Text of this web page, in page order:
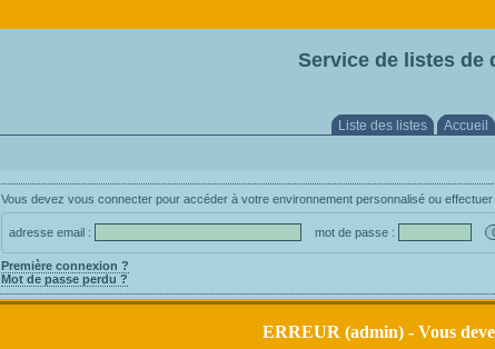
ERREUR (admin) - Vous
Service de listes de
Liste des listes Accueil
Vous devez vous connecter pour accéder à votre environnement personnalisé ou
adresse email : mot de passe :
Première connexion ?
Mot de passe perdu ?